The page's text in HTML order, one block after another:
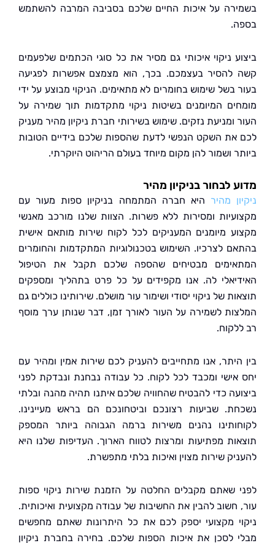
על איכות החיים שלכם בסביבה המרבה להשתמש
ניקוי איכותי גם מסיר את כל סוגי הכתמים שלפעמים
להסיר בעצמכם. בכך, הוא מצמצם אפשרות לפגיעה
בשל שימוש בחומרים לא מתאימים. הניקוי מבוצע על ידי
המיומנים בשיטות ניקוי מתקדמות תוך שמירה על
ומניעת נזקים. שימוש בשירותי חברת ניקיון מהיר מעניק
השקט הנפשי לדעת שהספות שלכם בידיים הטובות
ושמור להן מקום מיוחד בעולם הריהוט היוקרתי.
לבחור בניקיון מהיר
מהירהיא חברה המתמחה בניקיון ספות מעור עם
ומסירות ללא פשרות. הצוות שלנו מורכב מאנשי
מיומנים המעניקים לכל לקוח שירות מותאם אישית
לצרכיו. השימוש בטכנולוגיות המתקדמות והחומרים
מבטיחים שהספה שלכם תקבל את הטיפול
לה. אנו מקפידים על כל פרט בתהליך ומספקים
של ניקוי יסודי ושימור עור מושלם. שירותינו כוללים גם
לשמירה על העור לאורך זמן, דבר שנותן ערך מוסף
אנו מתחייבים להעניק לכם שירות אמין ומהיר עם
ומכבד לכל לקוח. כל עבודה נבחנת ונבדקת לפני
כדי להבטיח שהחוויה שלכם איתנו תהיה מהנה ובלתי
שביעות רצונכם וביטחונכם הם בראש מעיינינו.
נהנים משירות ברמה הגבוהה ביותר המספק
מפתיעות ומרצות לטווח הארוך. העדיפות שלנו היא
שירות מצוין ואיכות בלתי מתפשרת.
שאתם מקבלים החלטה על הזמנת שירות ניקוי ספות
חשוב להבין את החשיבות של עבודה מקצועית ואיכותית.
מקצועי יספק לכם את כל היתרונות שאתם מחפשים
לסכן את איכות הספות שלכם. בחירה בחברת ניקיון